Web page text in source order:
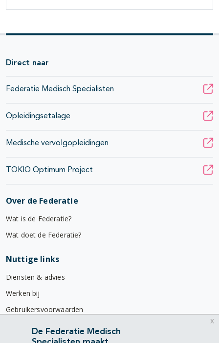
Direct naar
Federatie Medisch Specialisten
Opleidingsetalage
Medische vervolgopleidingen
TOKIO Optimum Project
Over de Federatie
Wat is de Federatie?
Wat doet de Federatie?
Nuttige links
Diensten & advies
Werken bij
Gebruikersvoorwaarden
Privacyverklaring
De Federatie Medisch
x